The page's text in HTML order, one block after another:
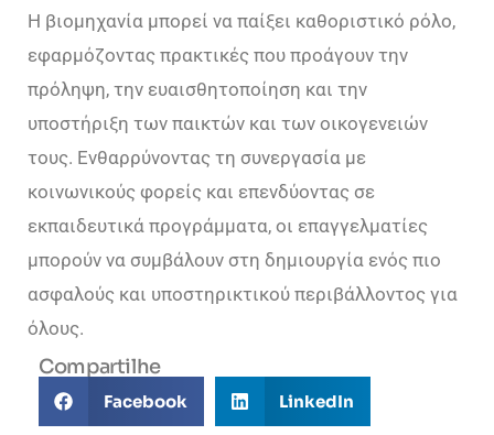
Η βιομηχανία μπορεί να παίξει καθοριστικό ρόλο,
εφαρμόζοντας πρακτικές που προάγουν την
πρόληψη, την ευαισθητοποίηση και την
υποστήριξη των παικτών και των οικογενειών
τους. Ενθαρρύνοντας τη συνεργασία με
κοινωνικούς φορείς και επενδύοντας σε
εκπαιδευτικά προγράμματα, οι επαγγελματίες
μπορούν να συμβάλουν στη δημιουργία ενός πιο
ασφαλούς και υποστηρικτικού περιβάλλοντος για
όλους.
Compartilhe
Facebook LinkedIn